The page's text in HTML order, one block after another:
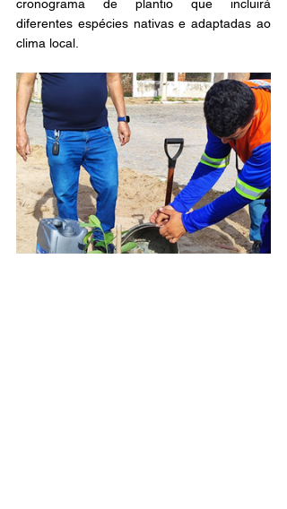
cronograma de plantio que incluirá
diferentes espécies nativas e adaptadas ao
clima local.